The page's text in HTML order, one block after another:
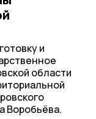
и
области
Воробьёва.